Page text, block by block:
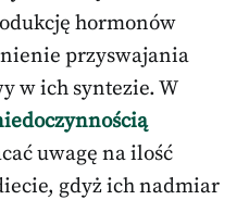
hormonów
przyswajania
w ich syntezie. W
uwagę na ilość
gdyż ich nadmiar